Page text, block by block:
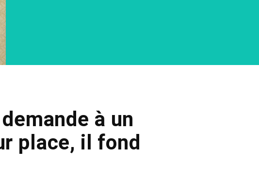
à un
place, il fond